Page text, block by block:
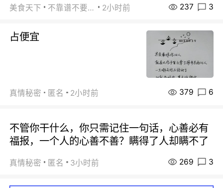
美食天下 不靠谱不要联系 2小时前 237 3
占便宜
真情秘密 匿名 2小时前 379 6
不管你干什么，你只需记住一句话，心善必有
福报，一个人的心善不善？瞒得了人却瞒不了
真情秘密 匿名 3小时前 269 3